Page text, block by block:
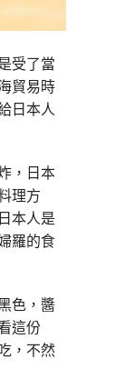
受了當
貿易時
日本人
，日本
理方
本人是
羅的食
色，醬
這份
，不然